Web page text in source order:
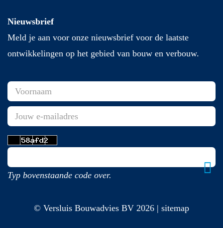
Nieuwsbrief
Meld je aan voor onze nieuwsbrief voor de laatste
ontwikkelingen op het gebied van bouw en verbouw.
Typ bovenstaande code over.
© Versluis Bouwadvies BV 2026 | sitemap